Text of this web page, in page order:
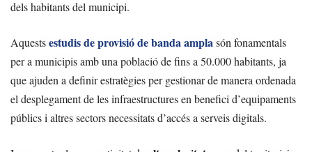
dels habitants del municipi.
Aquestsestudis de provisió de banda amplasón fonamentals
per a municipis amb una població de fins a 50.000 habitants, ja
que ajuden a definir estratègies per gestionar de manera ordenada
el desplegament de les infraestructures en benefici d’equipaments
públics i altres sectors necessitats d’accés a serveis digitals.